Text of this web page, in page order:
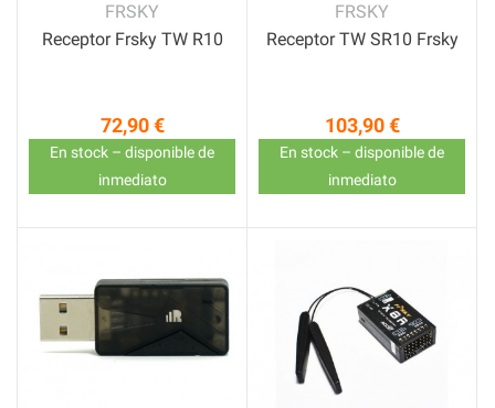
FRSKY
Receptor Frsky TW R10
Precio
72,90 €
En stock – disponible de
inmediato
FRSKY
Receptor TW SR10 Frsky
Precio
103,90 €
En stock – disponible de
inmediato